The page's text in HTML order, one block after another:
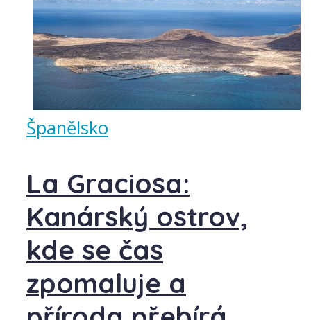
Španělsko
La Graciosa:
Kanárský ostrov,
kde se čas
zpomaluje a